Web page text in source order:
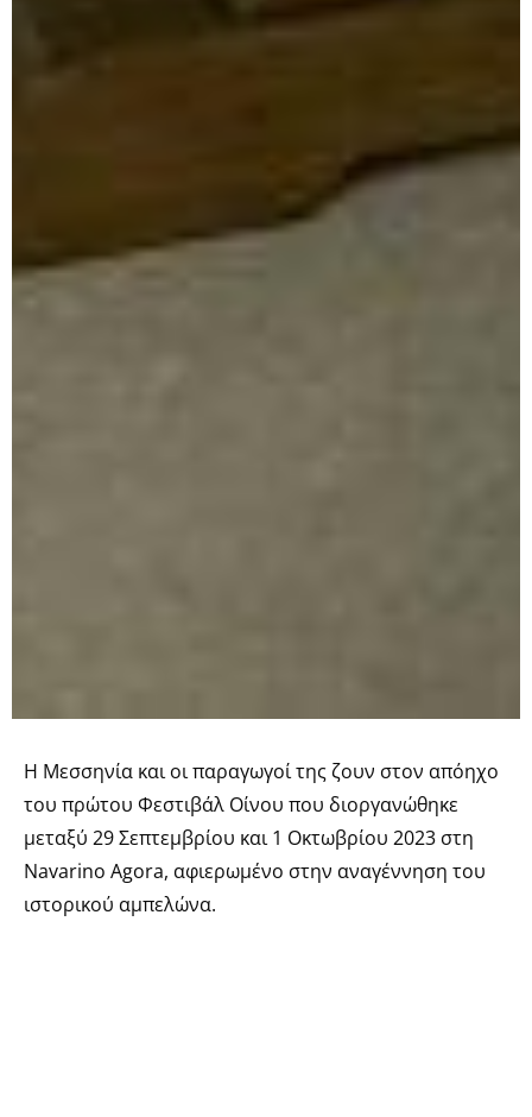
Η Μεσσηνία και οι παραγωγοί της ζουν στον απόηχο
του πρώτου Φεστιβάλ Οίνου που διοργανώθηκε
μεταξύ 29 Σεπτεμβρίου και 1 Οκτωβρίου 2023 στη
Navarino Agora, αφιερωμένο στην αναγέννηση του
ιστορικού αμπελώνα.